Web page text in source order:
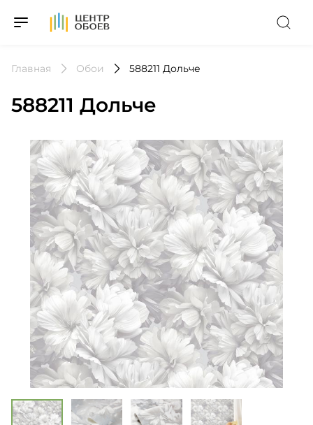
На Главную
Главная Обои 588211 Дольче
588211 Дольче